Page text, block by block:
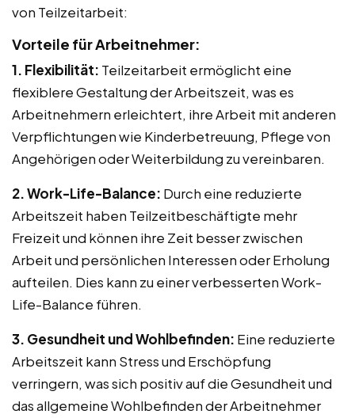
von Teilzeitarbeit:
Vorteile für Arbeitnehmer:
1. Flexibilität: Teilzeitarbeit ermöglicht eine
flexiblere Gestaltung der Arbeitszeit, was es
Arbeitnehmern erleichtert, ihre Arbeit mit anderen
Verpflichtungen wie Kinderbetreuung, Pflege von
Angehörigen oder Weiterbildung zu vereinbaren.
2. Work-Life-Balance: Durch eine reduzierte
Arbeitszeit haben Teilzeitbeschäftigte mehr
Freizeit und können ihre Zeit besser zwischen
Arbeit und persönlichen Interessen oder Erholung
aufteilen. Dies kann zu einer verbesserten Work-
Life-Balance führen.
3. Gesundheit und Wohlbefinden: Eine reduzierte
Arbeitszeit kann Stress und Erschöpfung
verringern, was sich positiv auf die Gesundheit und
das allgemeine Wohlbefinden der Arbeitnehmer